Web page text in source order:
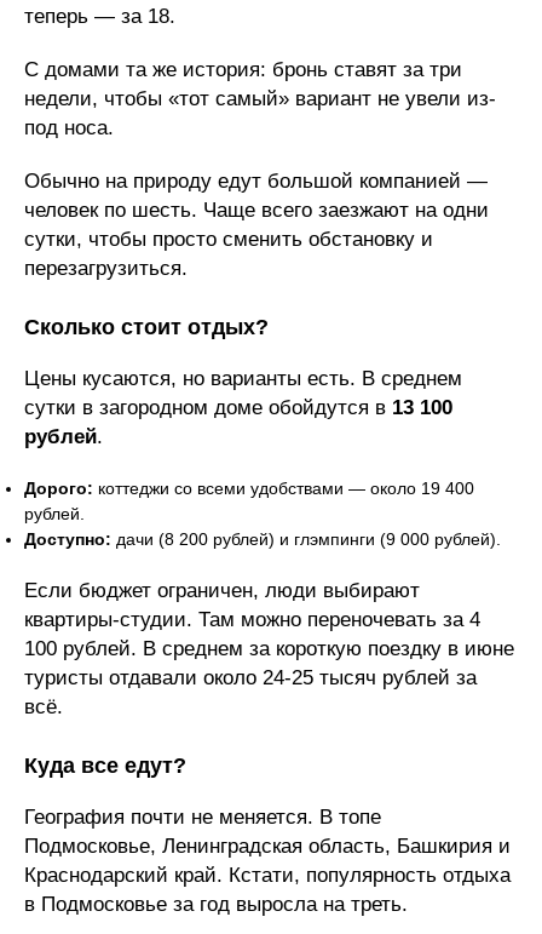
теперь — за 18.
С домами та же история: бронь ставят за три
недели, чтобы «тот самый» вариант не увели из-
под носа.
Обычно на природу едут большой компанией —
человек по шесть. Чаще всего заезжают на одни
сутки, чтобы просто сменить обстановку и
перезагрузиться.
Сколько стоит отдых?
Цены кусаются, но варианты есть. В среднем
сутки в загородном доме обойдутся в 13 100
рублей.
Дорого: коттеджи со всеми удобствами — около 19 400
рублей.
Доступно: дачи (8 200 рублей) и глэмпинги (9 000 рублей).
Если бюджет ограничен, люди выбирают
квартиры-студии. Там можно переночевать за 4
100 рублей. В среднем за короткую поездку в июне
туристы отдавали около 24-25 тысяч рублей за
всё.
Куда все едут?
География почти не меняется. В топе
Подмосковье, Ленинградская область, Башкирия и
Краснодарский край. Кстати, популярность отдыха
в Подмосковье за год выросла на треть.